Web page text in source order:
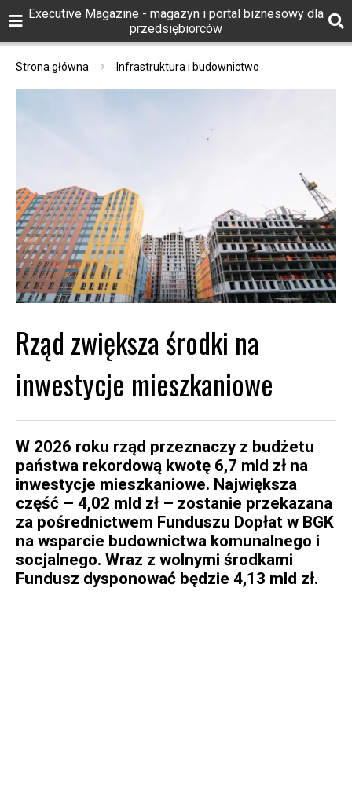
Executive Magazine - magazyn i portal biznesowy dla
przedsiębiorców
Strona główna Infrastruktura i budownictwo
Rząd zwiększa środki na
inwestycje mieszkaniowe
W 2026 roku rząd przeznaczy z budżetu
państwa rekordową kwotę 6,7 mld zł na
inwestycje mieszkaniowe. Największa
część – 4,02 mld zł – zostanie przekazana
za pośrednictwem Funduszu Dopłat w BGK
na wsparcie budownictwa komunalnego i
socjalnego. Wraz z wolnymi środkami
Fundusz dysponować będzie 4,13 mld zł.